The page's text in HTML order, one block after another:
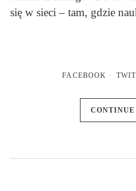
się w sieci – tam, gdzie
FACEBOOK